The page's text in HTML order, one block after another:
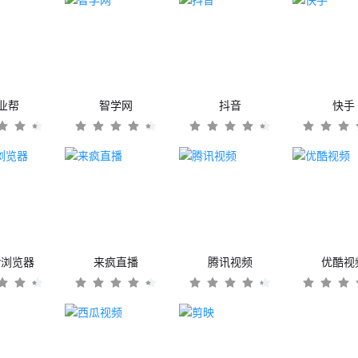
帮 智学网 抖音 快手
览器 来疯直播 腾讯视频 优酷视